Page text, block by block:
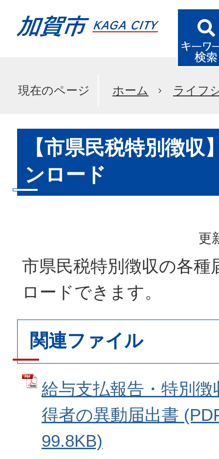
現在のページ ホーム ライフ
【市県民税特別徴収
ンロード
更
市県民税特別徴収の各種
ロードできます。
関連ファイル
給与支払報告・特別
得者の異動届出書
99.8KB)